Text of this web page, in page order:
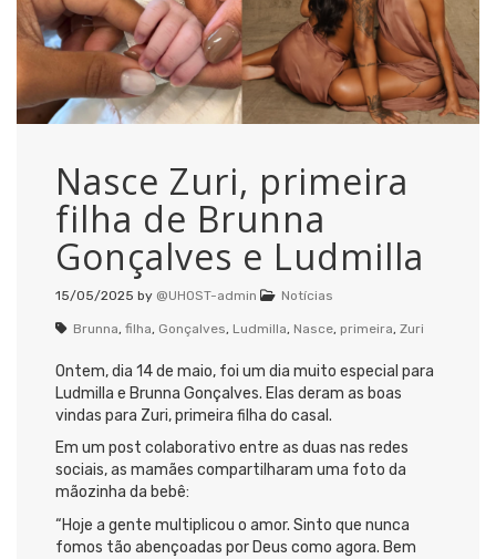
Nasce Zuri, primeira
filha de Brunna
Gonçalves e Ludmilla
15/05/2025 by @UHOST-admin Notícias
Brunna, filha, Gonçalves, Ludmilla, Nasce, primeira, Zuri
Ontem, dia 14 de maio, foi um dia muito especial para
Ludmilla e Brunna Gonçalves. Elas deram as boas
vindas para Zuri, primeira filha do casal.
Em um post colaborativo entre as duas nas redes
sociais, as mamães compartilharam uma foto da
mãozinha da bebê:
“Hoje a gente multiplicou o amor. Sinto que nunca
fomos tão abençoadas por Deus como agora. Bem